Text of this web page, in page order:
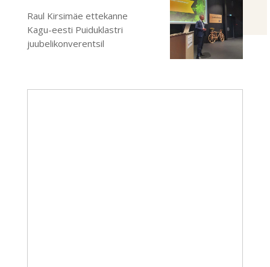
Raul Kirsimäe ettekanne
Kagu-eesti Puiduklastri
juubelikonverentsil